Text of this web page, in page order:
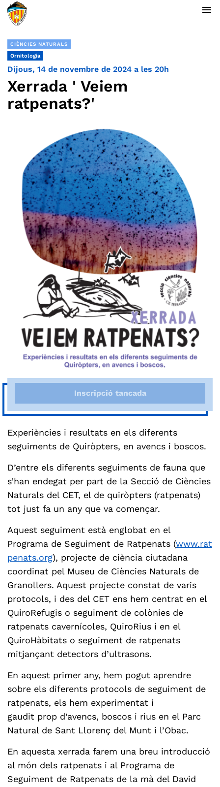
menu
CIÈNCIES NATURALS
Ornitologia
Dijous, 14 de novembre de 2024 a les 20h
Xerrada ' Veiem
ratpenats?'
Inscripció tancada
Experiències i resultats en els diferents
seguiments de Quiròpters, en avencs i boscos.
D’entre els diferents seguiments de fauna que
s’han endegat per part de la Secció de Ciències
Naturals del CET, el de quiròpters (ratpenats)
tot just fa un any que va començar.
Aquest seguiment està englobat en el
Programa de Seguiment de Ratpenats (www.rat
penats.org), projecte de ciència ciutadana
coordinat pel Museu de Ciències Naturals de
Granollers. Aquest projecte constat de varis
protocols, i des del CET ens hem centrat en el
QuiroRefugis o seguiment de colònies de
ratpenats cavernícoles, QuiroRius i en el
QuiroHàbitats o seguiment de ratpenats
mitjançant detectors d’ultrasons.
En aquest primer any, hem pogut aprendre
sobre els diferents protocols de seguiment de
ratpenats, els hem experimentat i
gaudit prop d’avencs, boscos i rius en el Parc
Natural de Sant Llorenç del Munt i l’Obac.
En aquesta xerrada farem una breu introducció
al món dels ratpenats i al Programa de
Seguiment de Ratpenats de la mà del David